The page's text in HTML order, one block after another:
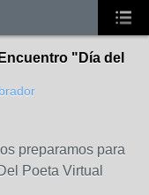
"Día del
preparamos para
Poeta Virtual